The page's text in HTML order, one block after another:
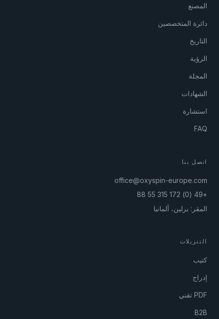
المصنع
دائرة المتخصصين
التاريخ
الرؤية
المجلة
الشهادات
استشارة
FAQ
اتصل بنا
office@oxyspin-europe.com
+49 (0) 172 315 55 88
المقر: برلين، ألمانيا
التنزيلات
كتيب
إدراج
PDF تقني
B2B